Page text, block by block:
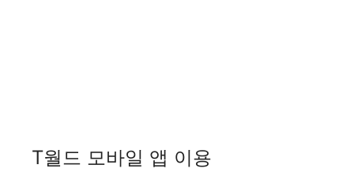
T월드 모바일 앱 이용